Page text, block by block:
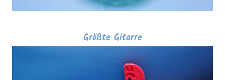
Größte Gitarre